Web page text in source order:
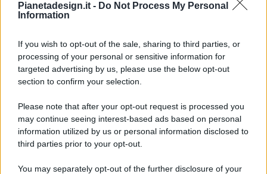
Pianetadesign.it - Do Not Process My Personal
Information
If you wish to opt-out of the sale, sharing to third parties, or
processing of your personal or sensitive information for
targeted advertising by us, please use the below opt-out
section to confirm your selection.
Please note that after your opt-out request is processed you
may continue seeing interest-based ads based on personal
information utilized by us or personal information disclosed to
third parties prior to your opt-out.
You may separately opt-out of the further disclosure of your
© 2026 - Pianeta Design - P.IVA 04827280654 - Testata
Registrata Al Tribunale Di Nocera Inferiore N. 8/2020 - RG N.
ISCRIZIONE AL ROC N. 35792 – ISCRITTA ALL’ANSO
(ASSOCIAZIONE NAZIONALE STAMPA ONLINE)